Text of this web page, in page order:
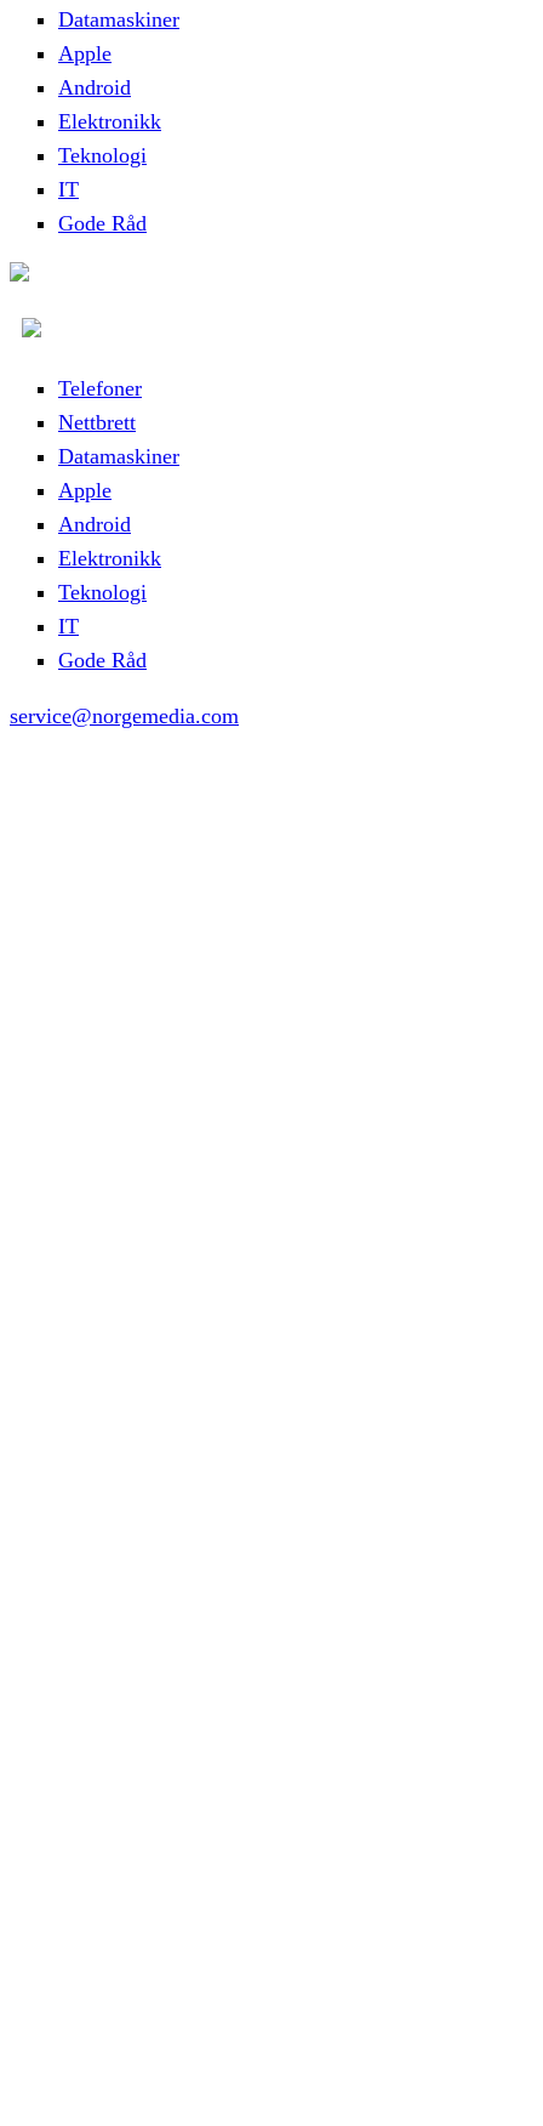
Datamaskiner
Apple
Android
Elektronikk
Teknologi
IT
Gode Råd
Telefoner
Nettbrett
Datamaskiner
Apple
Android
Elektronikk
Teknologi
IT
Gode Råd
service@norgemedia.com